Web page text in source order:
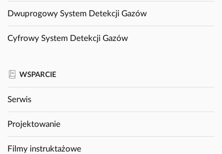
Dwuprogowy System Detekcji Gazów
Cyfrowy System Detekcji Gazów
WSPARCIE
Serwis
Projektowanie
Filmy instruktażowe